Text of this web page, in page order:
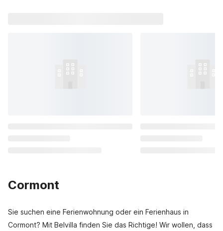
Cormont
Sie suchen eine Ferienwohnung oder ein Ferienhaus in
Cormont? Mit Belvilla finden Sie das Richtige! Wir wollen, dass